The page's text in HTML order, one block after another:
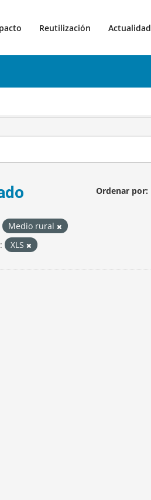
Reutilización Actualidad
Ordenar por
Medio rural
XLS